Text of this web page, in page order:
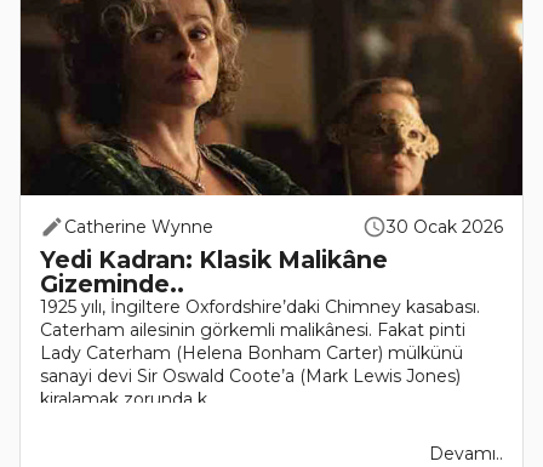
Catherine Wynne 30 Ocak 2026
Yedi Kadran: Klasik Malikâne
Gizeminde..
1925 yılı, İngiltere Oxfordshire’daki Chimney kasabası.
Caterham ailesinin görkemli malikânesi. Fakat pinti
Lady Caterham (Helena Bonham Carter) mülkünü
sanayi devi Sir Oswald Coote’a (Mark Lewis Jones)
kiralamak zorunda k..
Devamı..